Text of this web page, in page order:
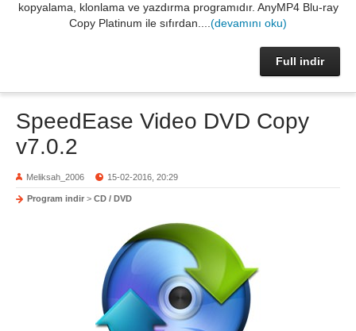
kopyalama, klonlama ve yazdırma programıdır. AnyMP4 Blu-ray
Copy Platinum ile sıfırdan.... (devamını oku)
Full indir
SpeedEase Video DVD Copy
v7.0.2
Meliksah_2006 15-02-2016, 20:29
Program indir > CD / DVD